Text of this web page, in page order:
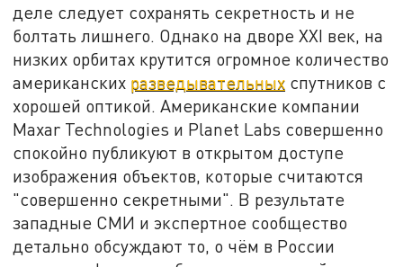
деле следует сохранять секретность и не
болтать лишнего. Однако на дворе XXI век, на
низких орбитах крутится огромное количество
американских разведывательных спутников с
хорошей оптикой. Американские компании
Maxar Technologies и Planet Labs совершенно
спокойно публикуют в открытом доступе
изображения объектов, которые считаются
"совершенно секретными". В результате
западные СМИ и экспертное сообщество
детально обсуждают то, о чём в России